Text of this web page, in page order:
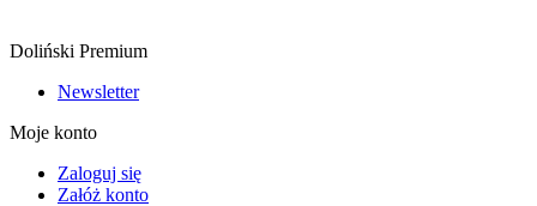
Doliński Premium
Newsletter
Moje konto
Zaloguj się
Załóż konto